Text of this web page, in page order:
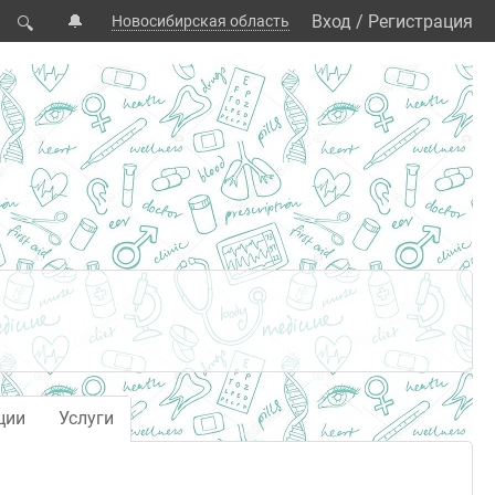
🔍 🔔 Новосибирская область Вход / Регистрация
Услуги